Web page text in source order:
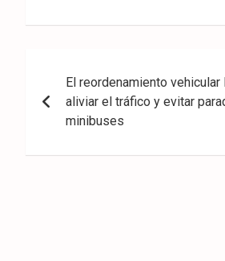
de
entradas
El reordenamiento vehicular
aliviar el tráfico y evitar
minibuses